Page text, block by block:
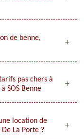
de benne,
pas chers à
SOS Benne
location de
La Porte ?